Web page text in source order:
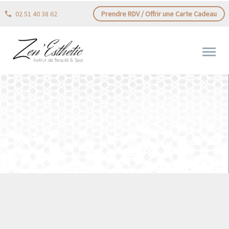
02 51 40 38 62 Prendre RDV / Offrir une Carte Cadeau